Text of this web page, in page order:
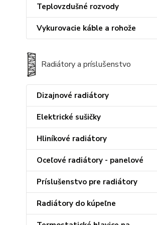
Teplovzdušné rozvody
Vykurovacie káble a rohože
Radiátory a príslušenstvo
Dizajnové radiátory
Elektrické sušičky
Hliníkové radiátory
Oceľové radiátory - panelové
Príslušenstvo pre radiátory
Radiátory do kúpeľne